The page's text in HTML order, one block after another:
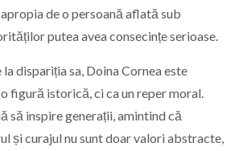
de o persoană aflată sub
putea avea consecințe serioase.
dispariția sa, Doina Cornea este
figură istorică, ci ca un reper moral.
să inspire generații, amintind că
și curajul nu sunt doar valori abstracte,